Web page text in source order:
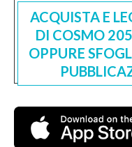
ACQUISTA E
DI COSMO
OPPURE